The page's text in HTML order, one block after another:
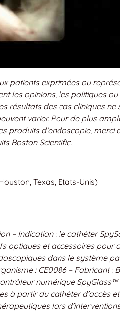
patients exprimées ou
les opinions, les politiques
résultats des cas cliniques
varier. Pour de plus
produits d’endoscopie, merci
Boston Scientific.
Texas, Etats-Unis)
– Indication : le cathéter
optiques et accessoires pour
dans le système
: CE0086 – Fabricant :
numérique
à partir du cathéter d’accès
lors